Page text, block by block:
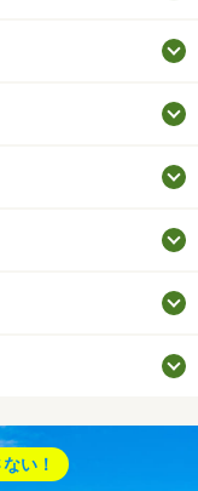
い！